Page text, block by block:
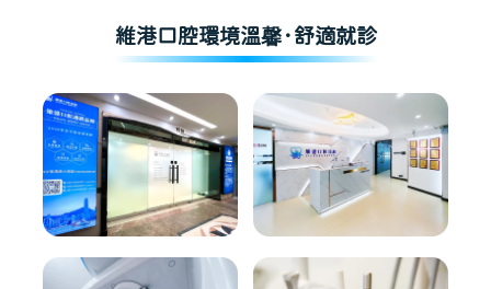
維港口腔環境溫馨·舒適就診